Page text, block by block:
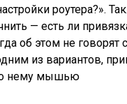
роутера?».
— есть ли
об этом не говорят
из вариантов,
нему мышью